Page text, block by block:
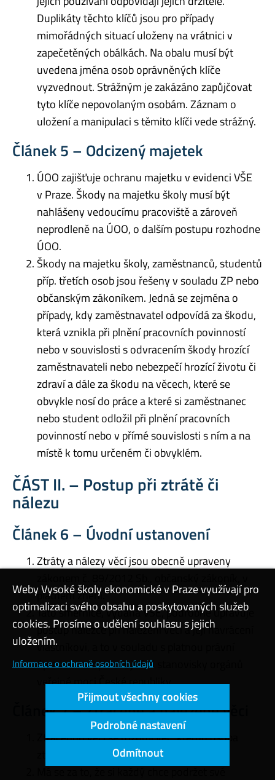
Duplikáty těchto klíčů jsou pro případy
mimořádných situací uloženy na vrátnici v
zapečetěných obálkách. Na obalu musí být
uvedena jména osob oprávněných klíče
vyzvednout. Strážným je zakázáno zapůjčovat
tyto klíče nepovolaným osobám. Záznam o
uložení a manipulaci s těmito klíči vede strážný.
Článek 5 – Odcizený majetek
ÚOO zajišťuje ochranu majetku v evidenci VŠE
v Praze. Škody na majetku školy musí být
nahlášeny vedoucímu pracoviště a zároveň
neprodleně na ÚOO, o dalším postupu rozhodne
ÚOO.
Škody na majetku školy, zaměstnanců, studentů
příp. třetích osob jsou řešeny v souladu ZP nebo
občanským zákoníkem. Jedná se zejména o
případy, kdy zaměstnavatel odpovídá za škodu,
která vznikla při plnění pracovních povinností
nebo v souvislosti s odvracením škody hrozící
zaměstnavateli nebo nebezpečí hrozící životu či
zdraví a dále za škodu na věcech, které se
obvykle nosí do práce a které si zaměstnanec
nebo student odložil při plnění pracovních
povinností nebo v přímé souvislosti s ním a na
místě k tomu určeném či obvyklém.
ČÁST II. – Postup při ztrátě či
nálezu
Článek 6 – Úvodní ustanovení
Ztráty a nálezy věcí jsou obecně upraveny
platném znění.
Tato směrnice, vydaná VŠE, podrobně upravuje
postup nálezce při nalezení věci a její navrácení
vlastníkovi, a to v souladu s platnou právní
úpravou a doporučujícími stanovisky orgánů
veřejné moci České republiky.
Článek 7 – Ztracené a nalezené věci
Ztracenou věcí se rozumí věc, kterou osoba
ztratila, bez úmyslu věc opustit.
Má se za to, že si každý chce podržet své
Weby Vysoké školy ekonomické v Praze využívají pro
optimalizaci svého obsahu a poskytovaných služeb
cookies. Prosíme o udělení souhlasu s jejich
uložením.
Informace o ochraně osobních údajů
Přijmout všechny cookies
Podrobné nastavení
Odmítnout